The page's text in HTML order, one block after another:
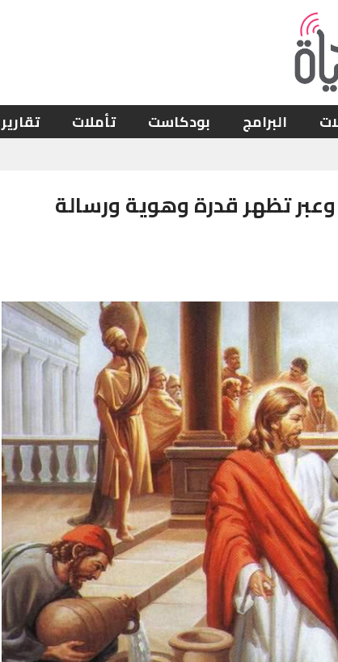
البرامج بودكاست تأملات تقارير
وعبر تظهر قدرة وهوية ورسالة